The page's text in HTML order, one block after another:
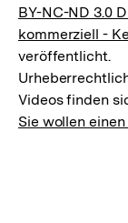
BY-NC-ND 3.0
kommerziell -
veröffentlicht.
Videos finden
Sie wollen